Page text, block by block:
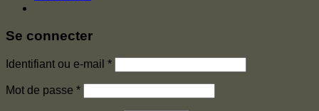
Se connecter
Identifiant ou e-mail *
Mot de passe *